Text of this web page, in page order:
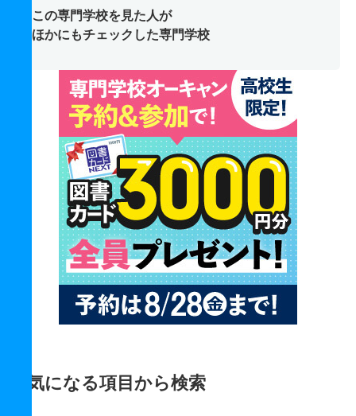
この専門学校を見た人が
ほかにもチェックした専門学校
気になる項目から検索